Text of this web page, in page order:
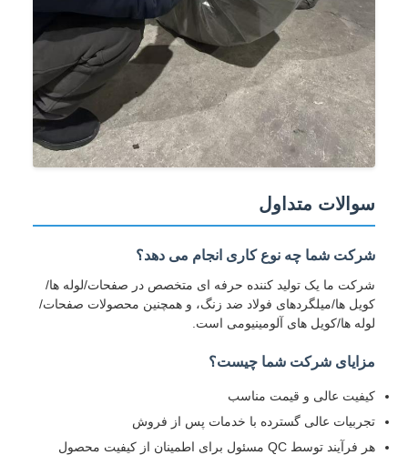
سوالات متداول
شرکت شما چه نوع کاری انجام می دهد؟
شرکت ما یک تولید کننده حرفه ای متخصص در صفحات/لوله ها/
کویل ها/میلگردهای فولاد ضد زنگ، و همچنین محصولات صفحات/
لوله ها/کویل های آلومینیومی است.
مزایای شرکت شما چیست؟
کیفیت عالی و قیمت مناسب
تجربیات عالی گسترده با خدمات پس از فروش
هر فرآیند توسط QC مسئول برای اطمینان از کیفیت محصول